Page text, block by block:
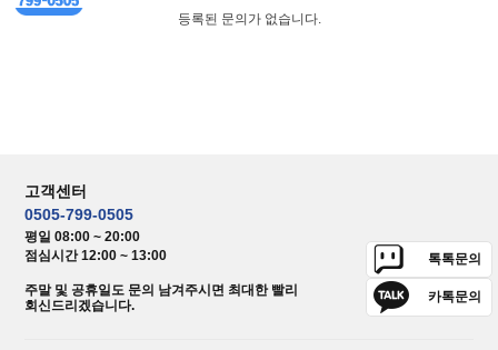
등록된 문의가 없습니다.
고객센터
0505-799-0505
평일 08:00 ~ 20:00
점심시간 12:00 ~ 13:00
주말 및 공휴일도 문의 남겨주시면 최대한 빨리
회신드리겠습니다.
톡톡문의
카톡문의